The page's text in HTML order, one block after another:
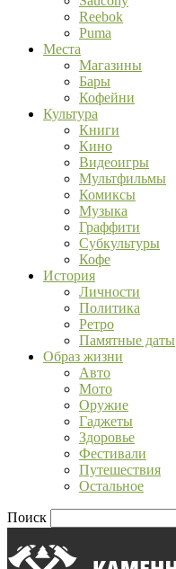
Reebok
Puma
Места
Магазины
Бары
Кофейни
Культура
Книги
Кино
Видеоигры
Мультфильмы
Комиксы
Музыка
Граффити
Субкультуры
Кофе
История
Личности
Политика
Ретро
Памятные даты
Образ жизни
Авто
Мото
Оружие
Гаджеты
Здоровье
Фестивали
Путешествия
Остальное
Поиск